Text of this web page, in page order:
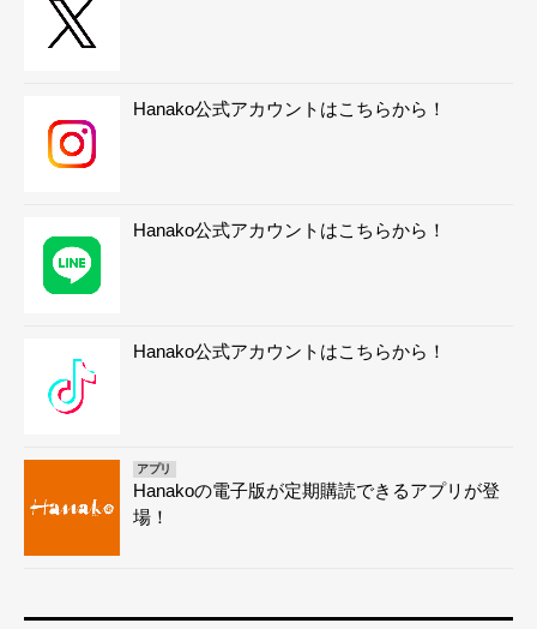
Hanako公式アカウントはこちらから！
Hanako公式アカウントはこちらから！
Hanako公式アカウントはこちらから！
アプリ
Hanakoの電子版が定期購読できるアプリが登
場！